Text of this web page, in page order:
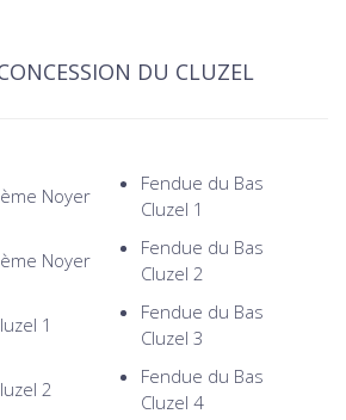
DU CLUZEL
Noyer
Fendue du Bas
Cluzel 1
Noyer
Fendue du Bas
Cluzel 2
1
Fendue du Bas
Cluzel 3
2
Fendue du Bas
Cluzel 4